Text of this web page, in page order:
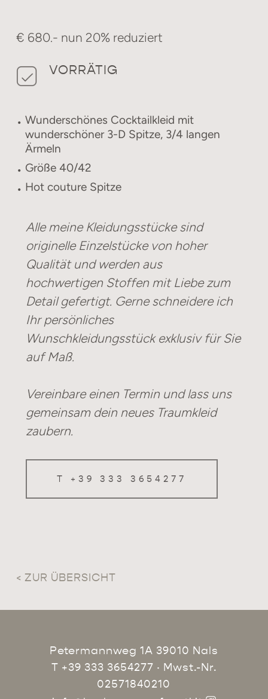
€ 680.- nun 20% reduziert
VORRÄTIG
Wunderschönes Cocktailkleid mit
wunderschöner 3-D Spitze, 3/4 langen
Ärmeln
Größe 40/42
Hot couture Spitze
Alle meine Kleidungsstücke sind
originelle Einzelstücke von hoher
Qualität und werden aus
hochwertigen Stoffen mit Liebe zum
Detail gefertigt. Gerne schneidere ich
Ihr persönliches
Wunschkleidungsstück exklusiv für Sie
auf Maß.
Vereinbare einen Termin und lass uns
gemeinsam dein neues Traumkleid
zaubern.
T +39 333 3654277
< ZUR ÜBERSICHT
Petermannweg 1A 39010 Nals
T +39 333 3654277 · Mwst.-Nr.
02571840210